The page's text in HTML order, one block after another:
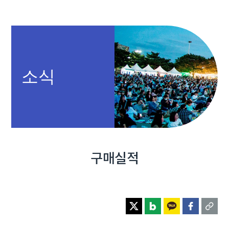
소식
구매실적